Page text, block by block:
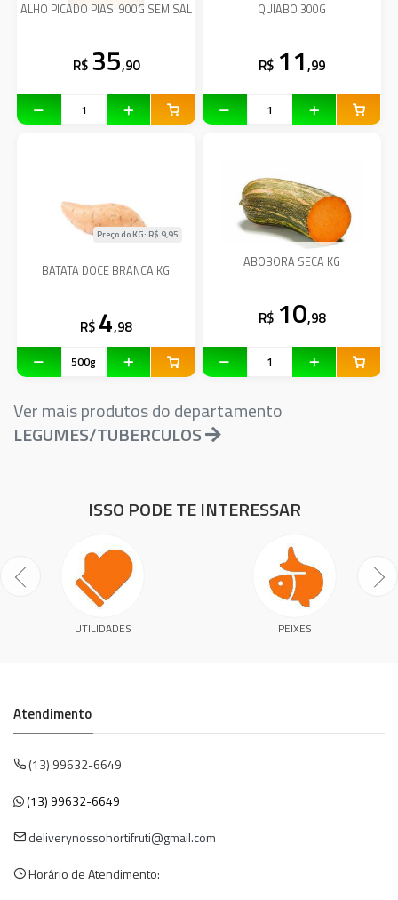
ALHO PICADO PIASI 900G SEM SAL
R$ 35,90
QUIABO 300G
R$ 11,99
BATATA DOCE BRANCA KG
Preço do KG: R$ 9,95
R$ 4,98
ABOBORA SECA KG
R$ 10,98
Ver mais produtos do departamento
LEGUMES/TUBERCULOS
ISSO PODE TE INTERESSAR
UTILIDADES PEIXES
Atendimento
(13) 99632-6649
(13) 99632-6649
deliverynossohortifruti@gmail.com
Horário de Atendimento: